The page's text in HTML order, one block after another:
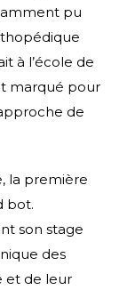
pu
à l’école de
marqué pour
de
la première
bot.
son stage
des
et de leur